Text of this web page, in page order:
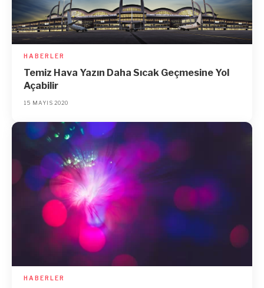
HABERLER
Temiz Hava Yazın Daha Sıcak Geçmesine Yol
Açabilir
15 MAYIS 2020
HABERLER